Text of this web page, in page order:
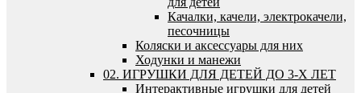
Качалки, качели, электрокачели,
песочницы
Коляски и аксессуары для них
Ходунки и манежи
02. ИГРУШКИ ДЛЯ ДЕТЕЙ ДО 3-Х ЛЕТ
Интерактивные игрушки для детей